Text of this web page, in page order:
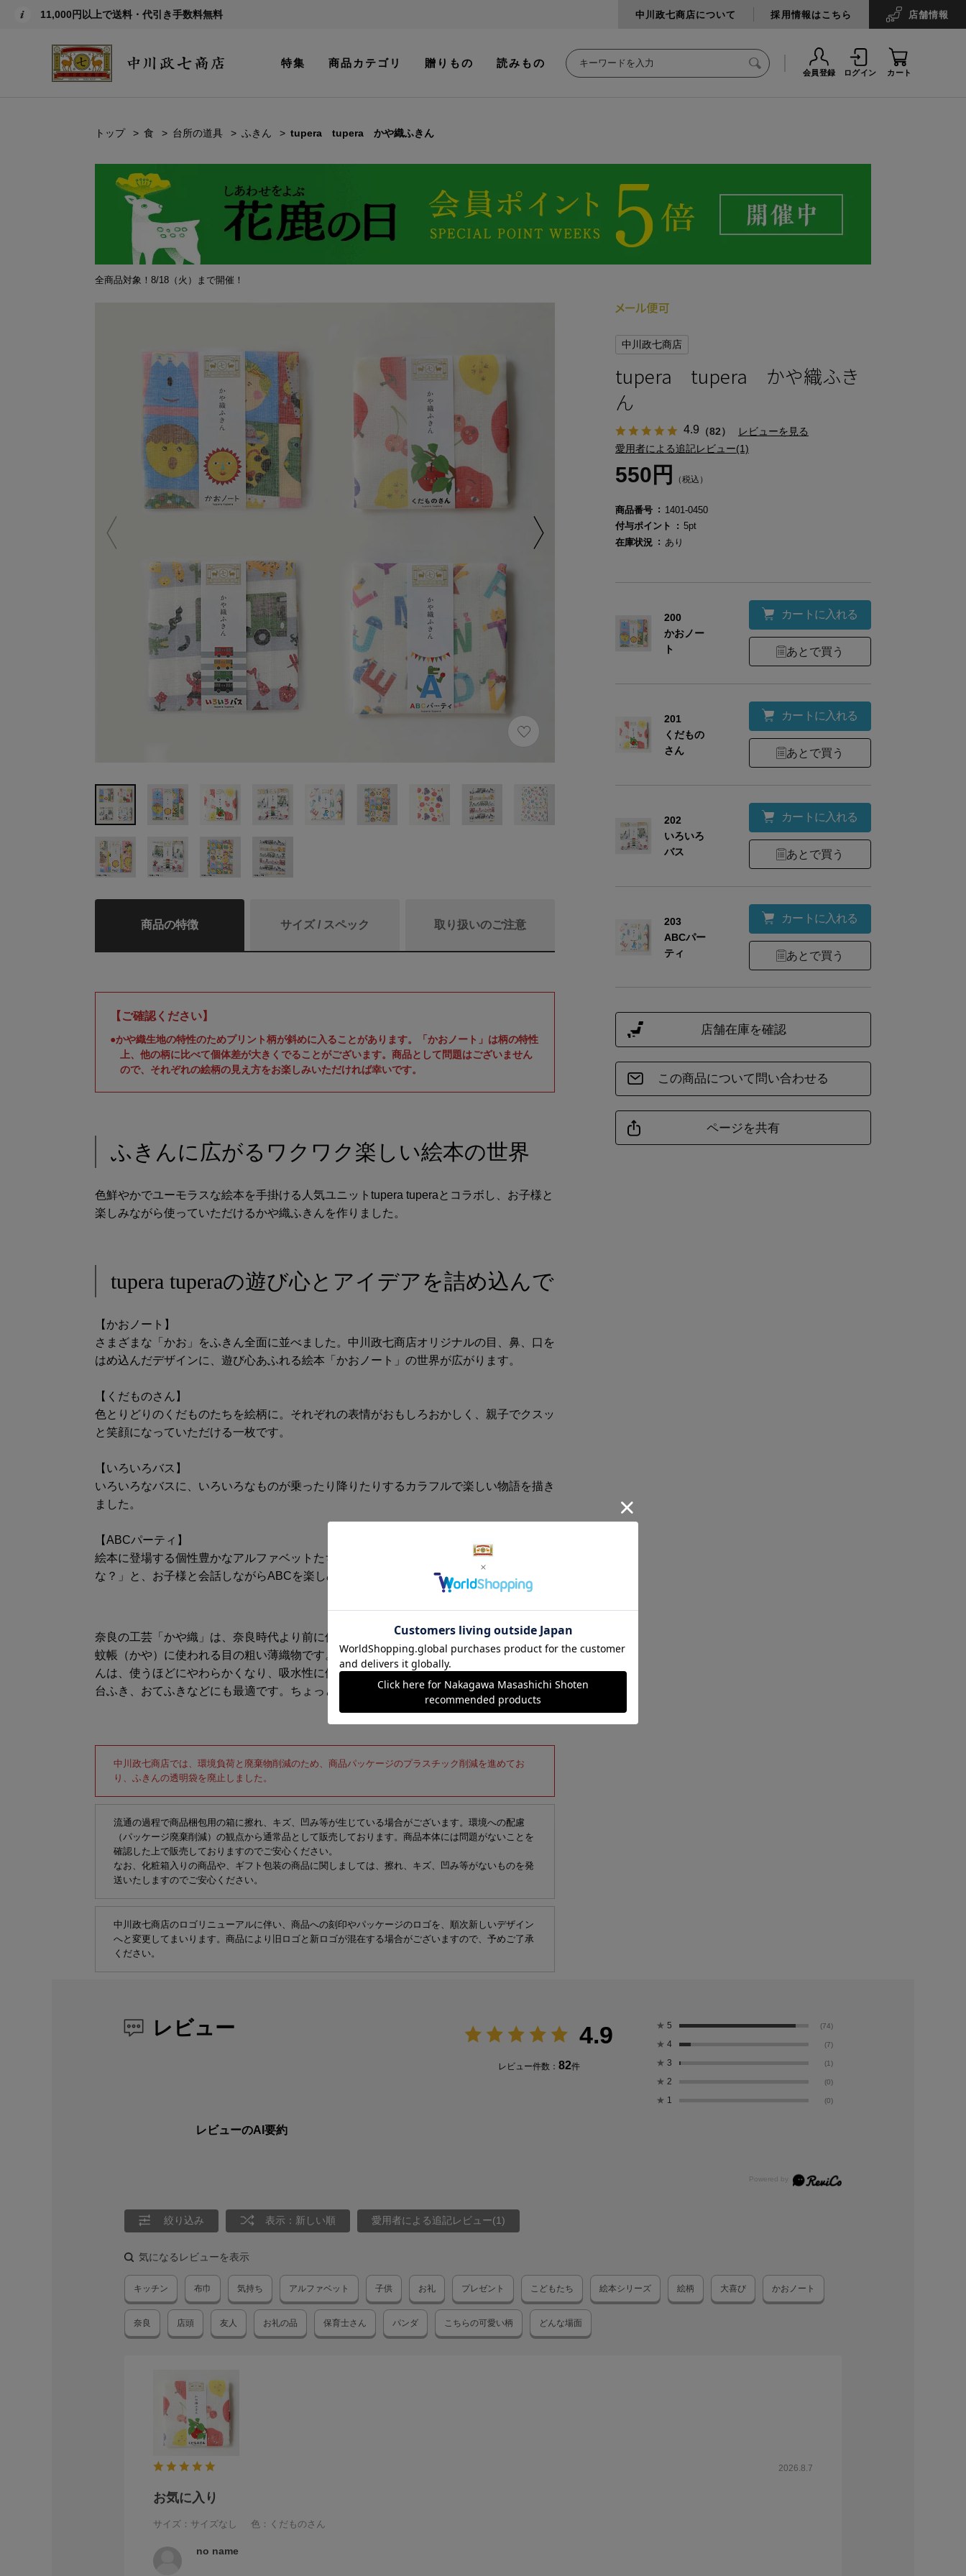
11,000円以上で送料・代引き手数料無料 中川政七商店について 採用情報はこちら 店舗情報
特集 商品カテゴリ 贈りもの 読みもの
会員登録 ログイン カート
トップ 食 台所の道具 ふきん tupera tupera かや織ふきん
全商品対象！8/18（火）まで開催！
商品の特徴 サイズ / スペック 取り扱いのご注意
【ご確認ください】
●かや織生地の特性のためプリント柄が斜めに入ることがあります。「かおノート」は柄の特性
上、他の柄に比べて個体差が大きくでることがございます。商品として問題はございません
ので、それぞれの絵柄の見え方をお楽しみいただければ幸いです。
ふきんに広がるワクワク楽しい絵本の世界
色鮮やかでユーモラスな絵本を手掛ける人気ユニットtupera tuperaとコラボし、お子様と
楽しみながら使っていただけるかや織ふきんを作りました。
tupera tuperaの遊び心とアイデアを詰め込んで
【かおノート】
さまざまな「かお」をふきん全面に並べました。中川政七商店オリジナルの目、鼻、口を
はめ込んだデザインに、遊び心あふれる絵本「かおノート」の世界が広がります。
【くだものさん】
色とりどりのくだものたちを絵柄に。それぞれの表情がおもしろおかしく、親子でクスッ
と笑顔になっていただける一枚です。
【いろいろバス】
いろいろなバスに、いろいろなものが乗ったり降りたりするカラフルで楽しい物語を描き
ました。
【ABCパーティ】
絵本に登場する個性豊かなアルファベットたちをデザイン。「このことば、見つかるか
な？」と、お子様と会話しながらABCを楽しめるふきんに仕上げています。
奈良の工芸「かや織」は、奈良時代より前に伝わった「風は通すが蚊は通さない」という
蚊帳（かや）に使われる目の粗い薄織物です。綿のかや織を5枚重ねで縫い合わせたふき
んは、使うほどにやわらかくなり、吸水性に優れ、丈夫で長く使うことができます。器や
台ふき、おてふきなどにも最適です。ちょっとしたご挨拶や配りものに。
素材 綿100%／かや織5枚重ね
仕様 縁部分縫製仕様：ロックミシン仕上げ（機械）
商品サイズ
中川政七商店では、環境負荷と廃棄物削減のため、商品パッケージのプラスチック削減を進めてお
り、ふきんの透明袋を廃止しました。
流通の過程で商品梱包用の箱に擦れ、キズ、凹み等が生じている場合がございます。環境への配慮
（パッケージ廃棄削減）の観点から通常品として販売しております。商品本体には問題がないことを
確認した上で販売しておりますのでご安心ください。
なお、化粧箱入りの商品や、ギフト包装の商品に関しましては、擦れ、キズ、凹み等がないものを発
送いたしますのでご安心ください。
中川政七商店のロゴリニューアルに伴い、商品への刻印やパッケージのロゴを、順次新しいデザイン
へと変更してまいります。商品により旧ロゴと新ロゴが混在する場合がございますので、予めご了承
ください。
中川政七商店
tupera tupera かや織ふき
ん
4.9 （82）
レビューを見る
愛用者による追記レビュー(1)
550円 （税込）
商品番号
1401-0450
付与ポイント
5pt
在庫状況
あり
200
かおノー
ト
カートに入れる
あとで買う
201
くだもの
さん
カートに入れる
あとで買う
202
いろいろ
バス
カートに入れる
あとで買う
203
ABCパー
ティ
カートに入れる
あとで買う
この商品について問い合わせる
ページを共有
店舗在庫を確認
レビュー 4.9
レビュー件数： 82件
★ 5 (74)
★ 4 (7)
★ 3 (1)
★ 2 (0)
★ 1 (0)
レビューのAI要約
絞り込み 表示：新しい順 愛用者による追記レビュー(1)
気になるレビューを表示
キッチン 布巾 気持ち アルファベット 子供 お礼 プレゼント こどもたち 絵本シリーズ 絵柄 大喜び かおノート
奈良 店頭 友人 お礼の品 保育士さん パンダ こちらの可愛い柄 どんな場面
2026.8.7
お気に入り
サイズ：サイズなし 色：くだものさん
no name